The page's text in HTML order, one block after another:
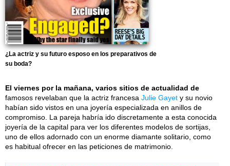
¿La actriz y su futuro esposo en los preparativos de
su boda?
El viernes por la mañana, varios sitios de actualidad de
famosos revelaban que la actriz francesa Julie Gayet y su novio
habían sido vistos en una joyería especializada en anillos de
compromiso. La pareja habría ido discretamente a esta conocida
joyería de la capital para ver los diferentes modelos de sortijas,
uno de ellos adornado con un enorme diamante solitario, como
es habitual ofrecer en las peticiones de matrimonio.